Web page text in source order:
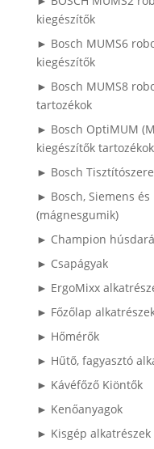
kiegészítők
► Bosch MUMS6
kiegészítők
► Bosch MUMS8
tartozékok
► Bosch OptiMUM
kiegészítők tartozékok
► Bosch
► Bosch, Siemens
(mágnesgumik)
► Champion
► Csapágyak
► ErgoMixx
► Főzőlap
► Hőmérők
► Hűtő, fagyasztó
► Kávéfőző Kiöntők
► Kenőanyagok
► Kisgép alkatrészek